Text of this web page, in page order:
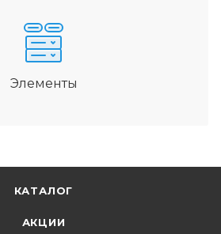
Элементы
КАТАЛОГ
АКЦИИ